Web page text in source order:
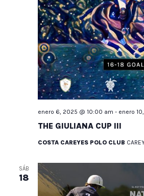
THE GIULIANA CUP III
enero 6, 2025 @ 10:00 am - enero
COSTA CAREYES POLO CLUB
SÁB
18